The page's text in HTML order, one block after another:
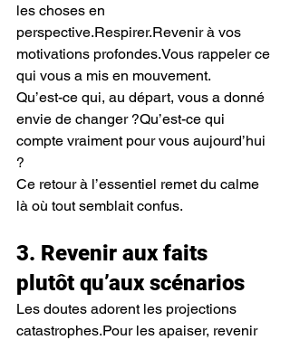
les choses en
perspective.Respirer.Revenir à vos
motivations profondes.Vous rappeler ce
qui vous a mis en mouvement.
Qu’est-ce qui, au départ, vous a donné
envie de changer ?Qu’est-ce qui
compte vraiment pour vous aujourd’hui
?
Ce retour à l’essentiel remet du calme
là où tout semblait confus.
3. Revenir aux faits
plutôt qu’aux scénarios
Les doutes adorent les projections
catastrophes.Pour les apaiser, revenir